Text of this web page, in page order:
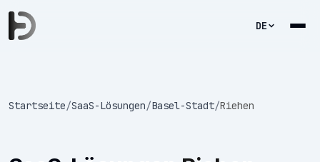
DE
Startseite/SaaS-Lösungen/Basel-Stadt/Riehen